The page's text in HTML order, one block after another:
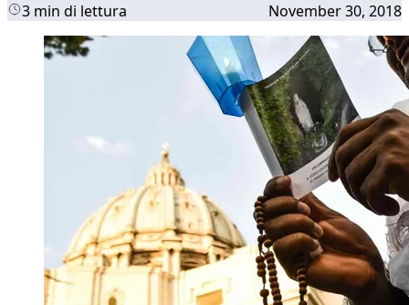
3 min di lettura November 30, 2018